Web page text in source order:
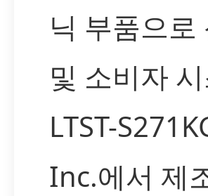
닉 부품으
및 소비자
LTST-
Inc.에서 제